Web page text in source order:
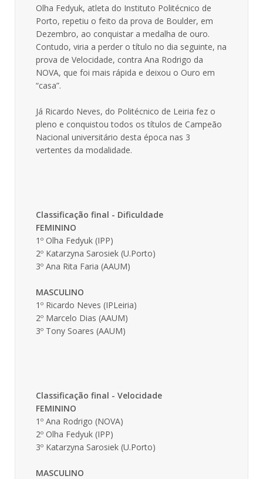
Olha Fedyuk, atleta do Instituto Politécnico de
Porto, repetiu o feito da prova de Boulder, em
Dezembro, ao conquistar a medalha de ouro.
Contudo, viria a perder o título no dia seguinte, na
prova de Velocidade, contra Ana Rodrigo da
NOVA, que foi mais rápida e deixou o Ouro em
“casa”.
Já Ricardo Neves, do Politécnico de Leiria fez o
pleno e conquistou todos os títulos de Campeão
Nacional universitário desta época nas 3
vertentes da modalidade.
Classificação final - Dificuldade
FEMININO
1º Olha Fedyuk (IPP)
2º Katarzyna Sarosiek (U.Porto)
3º Ana Rita Faria (AAUM)
MASCULINO
1º Ricardo Neves (IPLeiria)
2º Marcelo Dias (AAUM)
3º Tony Soares (AAUM)
Classificação final - Velocidade
FEMININO
1º Ana Rodrigo (NOVA)
2º Olha Fedyuk (IPP)
3º Katarzyna Sarosiek (U.Porto)
MASCULINO